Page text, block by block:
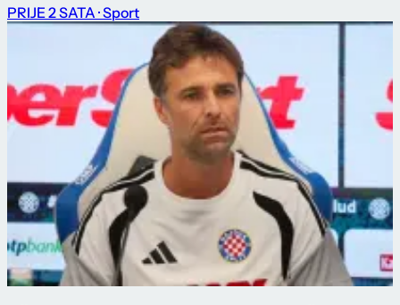
PRIJE 2 SATA · Sport